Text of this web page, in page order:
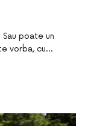
poate un
vorba, cu…